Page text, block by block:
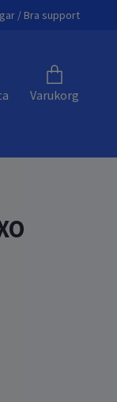
/ Bra support
Varukorg